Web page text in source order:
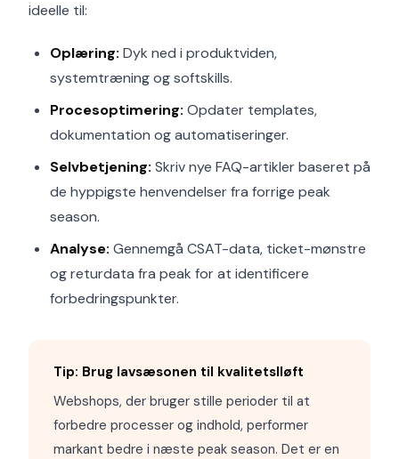
ideelle til:
Oplæring: Dyk ned i produktviden,
systemtræning og softskills.
Procesoptimering: Opdater templates,
dokumentation og automatiseringer.
Selvbetjening: Skriv nye FAQ-artikler baseret på
de hyppigste henvendelser fra forrige peak
season.
Analyse: Gennemgå CSAT-data, ticket-mønstre
og returdata fra peak for at identificere
forbedringspunkter.
Tip: Brug lavsæsonen til kvalitetslløft
Webshops, der bruger stille perioder til at
forbedre processer og indhold, performer
markant bedre i næste peak season. Det er en